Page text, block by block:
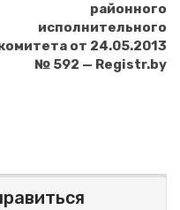
районного
исполнительного
от 24.05.2013
№ 592 — Registr.by